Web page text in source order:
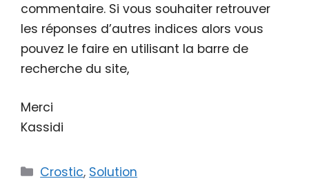
commentaire. Si vous souhaiter retrouver
les réponses d’autres indices alors vous
pouvez le faire en utilisant la barre de
recherche du site,
Merci
Kassidi
Catégories
Crostic, Solution